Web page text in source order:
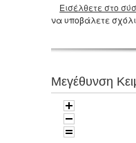
Εισέλθετε στο
να υποβάλετε
Μεγέθυνση